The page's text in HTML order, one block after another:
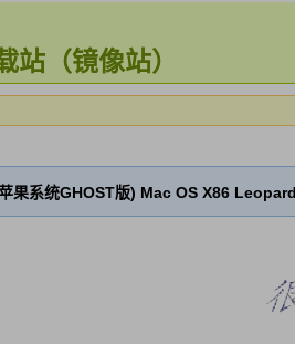
站（镜像站）
果系统GHOST版) Mac OS X86